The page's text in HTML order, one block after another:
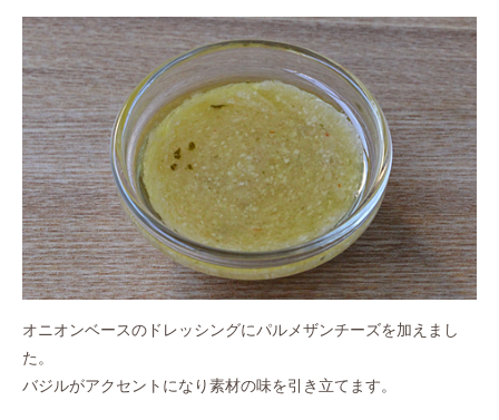
オニオンベースのドレッシングにパルメザンチーズを加えまし
た。
バジルがアクセントになり素材の味を引き立てます。